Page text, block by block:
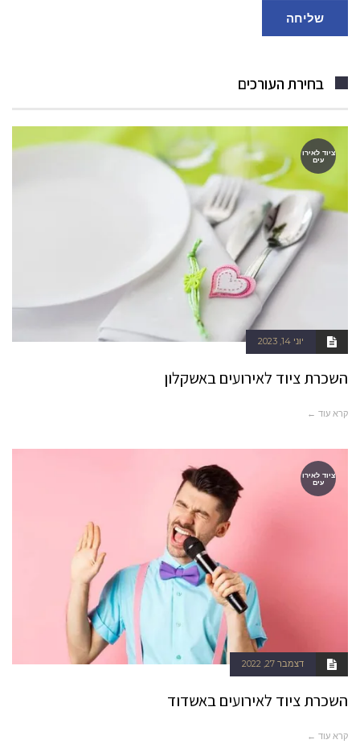
שליחה
בחירת העורכים
ציוד לאירו
עים
יוני 14, 2023
השכרת ציוד לאירועים באשקלון
קרא עוד ←
ציוד לאירו
עים
דצמבר 27, 2022
השכרת ציוד לאירועים באשדוד
קרא עוד ←